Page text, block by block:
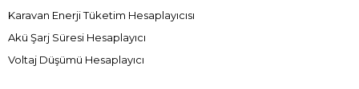
Karavan Enerji Tüketim Hesaplayıcısı
Akü Şarj Süresi Hesaplayıcı
Voltaj Düşümü Hesaplayıcı